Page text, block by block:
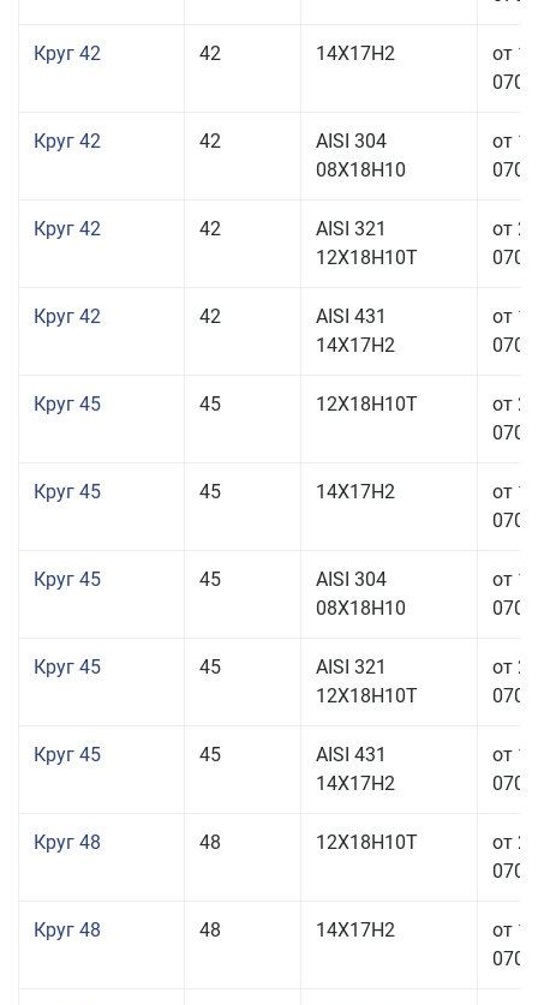
Круг 42 42 14Х17Н2
от
Круг 42 42
AISI 304
08Х18Н10
от
Круг 42 42
AISI 321
12Х18Н10Т
от
Круг 42 42
AISI 431
14Х17Н2
от
Круг 45 45 12Х18Н10Т
от
Круг 45 45 14Х17Н2
от
Круг 45 45
AISI 304
08Х18Н10
от
Круг 45 45
AISI 321
12Х18Н10Т
от
Круг 45 45
AISI 431
14Х17Н2
от
Круг 48 48 12Х18Н10Т
от
Круг 48 48 14Х17Н2
от